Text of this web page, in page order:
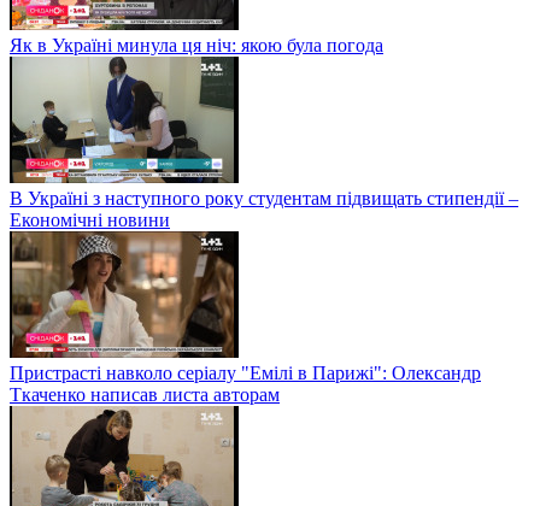
Як в Україні минула ця ніч: якою була погода
В Україні з наступного року студентам підвищать стипендії –
Економічні новини
Пристрасті навколо серіалу "Емілі в Парижі": Олександр
Ткаченко написав листа авторам